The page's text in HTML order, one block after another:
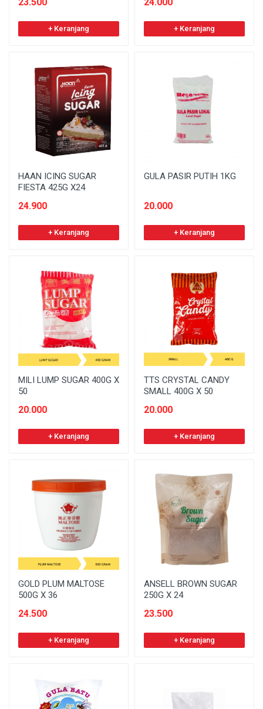
+ Keranjang + Keranjang
HAAN ICING SUGAR
FIESTA 425G X24
24.900
+ Keranjang
GULA PASIR PUTIH 1KG
20.000
+ Keranjang
MILI LUMP SUGAR 400G X
50
20.000
+ Keranjang
TTS CRYSTAL CANDY
SMALL 400G X 50
20.000
+ Keranjang
GOLD PLUM MALTOSE
500G X 36
24.500
+ Keranjang
ANSELL BROWN SUGAR
250G X 24
23.500
+ Keranjang